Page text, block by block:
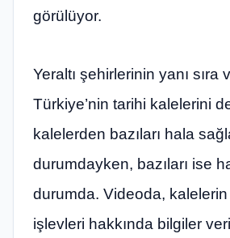
görülüyor.
Yeraltı şehirlerinin yanı sıra
Türkiye’nin tarihi kalelerini
kalelerden bazıları hala
durumdayken, bazıları ise
durumda. Videoda,
işlevleri hakkında bilgiler